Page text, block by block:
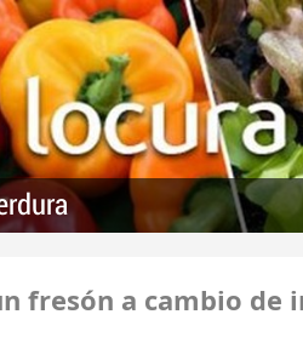
fresón a cambio de